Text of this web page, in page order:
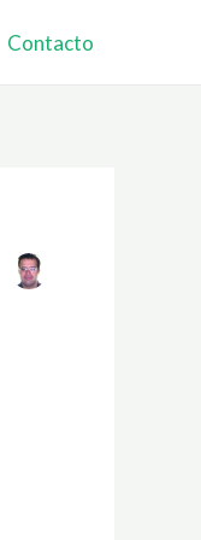
Contacto